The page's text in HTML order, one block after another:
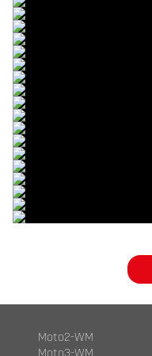
© R. Lekl
© R. Lekl
© R. Lekl
© R. Lekl
© R. Lekl
© R. Lekl
© R. Lekl
© R. Lekl
© R. Lekl
© R. Lekl
© R. Lekl
© R. Lekl
© R. Lekl
© R. Lekl
© R. Lekl
© R. Lekl
© R. Lekl
Moto2-WM